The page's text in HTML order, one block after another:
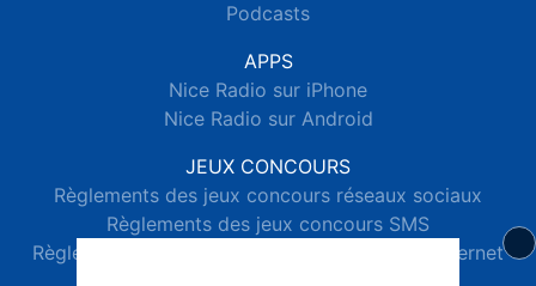
Podcasts
APPS
Nice Radio sur iPhone
Nice Radio sur Android
JEUX CONCOURS
Règlements des jeux concours réseaux sociaux
Règlements des jeux concours SMS
Règlements des jeux concours téléphone et internet